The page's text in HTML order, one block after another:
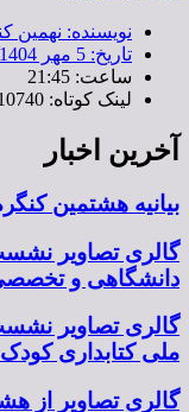
نویسنده: نهمین
تاریخ: 5 مهر 1404
ساعت: 21:45
لینک کوتاه: https://congress.ilisa.ir/?p=10740
آخرین اخبار
بیانیه هشتمین
گالری تصاویر
دانشگاهی و
گالری تصاویر
ملی کتابداری
گالری تصاویر از